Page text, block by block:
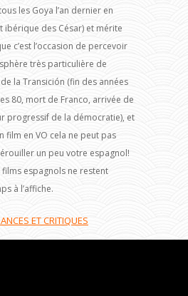
les Goya l’an dernier en
ibérique des César) et mérite
c’est l’occasion de percevoir
très particulière de
la Transición (fin des années
80, mort de Franco, arrivée de
progressif de la démocratie), et
film en VO cela ne peut pas
un peu votre espagnol!
films espagnols ne restent
à l’affiche.
ET CRITIQUES